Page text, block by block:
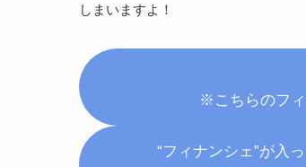
しまいますよ！
※こちらのフ
“フィナンシェ”が入